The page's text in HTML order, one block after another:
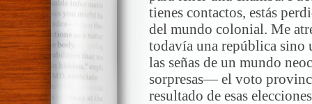
tienes contactos, estás
del mundo colonial. Me
todavía una república sino
las señas de un mundo
sorpresas— el voto
resultado de esas